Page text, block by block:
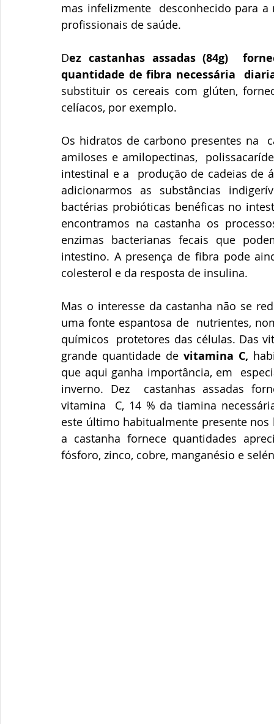
mas infelizmente  desconhecido para
profissionais de saúde.
Dez castanhas assadas (84g)
quantidade de fibra necessária
substituir os cereais com glúten,
celíacos, por exemplo.
Os hidratos de carbono presentes na
amiloses e amilopectinas,
intestinal e a  produção de cadeias de
adicionarmos as substâncias
bactérias probióticas benéficas no
encontramos na castanha os
enzimas bacterianas fecais que
intestino. A presença de fibra pode
colesterol e da resposta de insulina.
Mas o interesse da castanha não se
uma fonte espantosa de  nutrientes,
químicos  protetores das células. Das
grande quantidade de vitamina C,
que aqui ganha importância, em
inverno. Dez  castanhas assadas
vitamina  C, 14 % da tiamina
este último habitualmente presente
a castanha fornece quantidades
fósforo, zinco, cobre, manganésio e